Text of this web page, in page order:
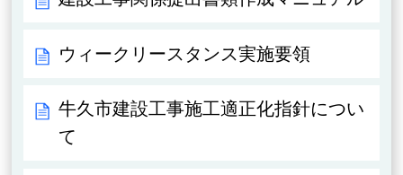
ウィークリースタンス実施要領
牛久市建設工事施工適正化指針につい
て